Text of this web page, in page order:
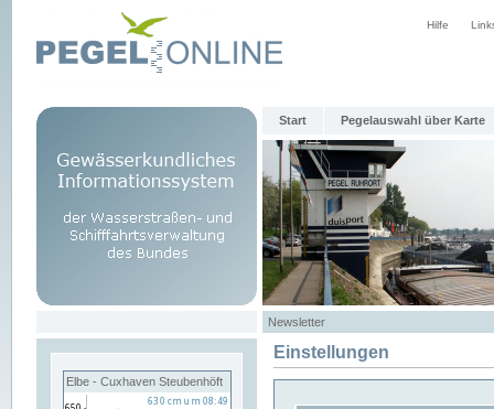
Hilfe
Start Pegelauswahl über Karte
Newsletter
Elbe - Cuxhaven Steubenhöft
Einstellungen